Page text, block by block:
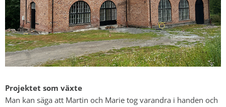
Projektet som växte
Man kan säga att Martin och Marie tog varandra i handen och